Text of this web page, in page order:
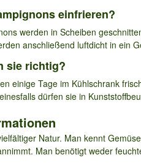
einfrieren?
werden in Scheiben
anschließend luftdicht in ein
sie richtig?
einige Tage im Kühlschrank
dürfen sie in
Natur. Man kennt
Man benötigt weder